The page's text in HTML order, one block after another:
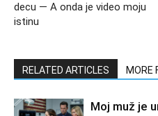
decu — A onda je video moju
istinu
RELATED ARTICLES MORE
Moj muž je